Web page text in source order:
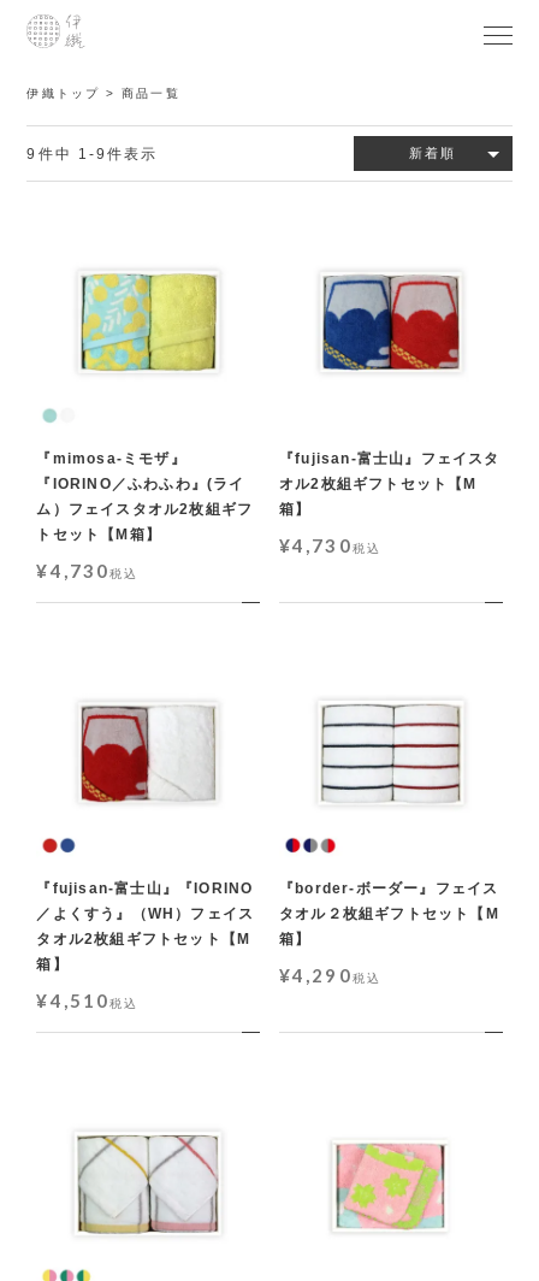
伊織トップ 商品一覧
新着順
9 件中 1 -9件表示
『mimosa-ミモザ』
『IORINO／ふわふわ』(ライ
ム）フェイスタオル2枚組ギフ
トセット【M箱】
¥4,730税込
『fujisan-富士山』フェイスタ
オル2枚組ギフトセット【M
箱】
¥4,730税込
『fujisan-富士山』『IORINO
／よくすう』（WH）フェイス
タオル2枚組ギフトセット【M
箱】
¥4,510税込
『border-ボーダー』フェイス
タオル２枚組ギフトセット【M
箱】
¥4,290税込